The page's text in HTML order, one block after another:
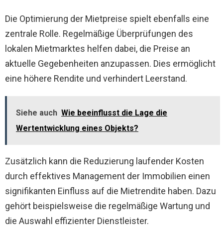
Die Optimierung der Mietpreise spielt ebenfalls eine
zentrale Rolle. Regelmäßige Überprüfungen des
lokalen Mietmarktes helfen dabei, die Preise an
aktuelle Gegebenheiten anzupassen. Dies ermöglicht
eine höhere Rendite und verhindert Leerstand.
Siehe auch Wie beeinflusst die Lage die
Wertentwicklung eines Objekts?
Zusätzlich kann die Reduzierung laufender Kosten
durch effektives Management der Immobilien einen
signifikanten Einfluss auf die Mietrendite haben. Dazu
gehört beispielsweise die regelmäßige Wartung und
die Auswahl effizienter Dienstleister.